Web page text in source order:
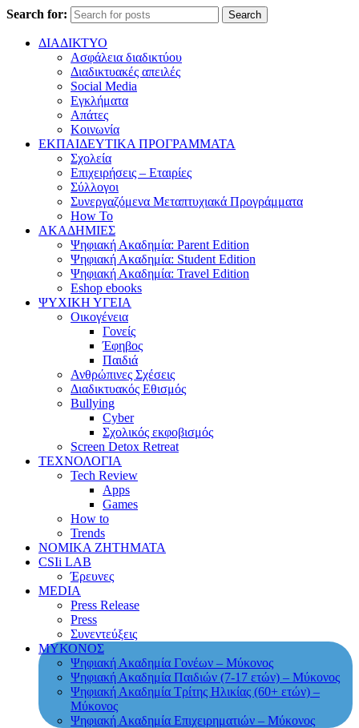
Search for: Search
ΔΙΑΔΙΚΤΥΟ
Ασφάλεια διαδικτύου
Διαδικτυακές απειλές
Social Media
Εγκλήματα
Απάτες
Κοινωνία
ΕΚΠΑΙΔΕΥΤΙΚΑ ΠΡΟΓΡΑΜΜΑΤΑ
Σχολεία
Επιχειρήσεις – Εταιρίες
Σύλλογοι
Συνεργαζόμενα Μεταπτυχιακά Προγράμματα
How To
ΑΚΑΔΗΜΙΕΣ
Ψηφιακή Ακαδημία: Parent Edition
Ψηφιακή Ακαδημία: Student Edition
Ψηφιακή Ακαδημία: Travel Edition
Eshop ebooks
ΨΥΧΙΚΗ ΥΓΕΙΑ
Οικογένεια
Γονείς
Έφηβος
Παιδιά
Ανθρώπινες Σχέσεις
Διαδικτυακός Εθισμός
Bullying
Cyber
Σχολικός εκφοβισμός
Screen Detox Retreat
ΤΕΧΝΟΛΟΓΙΑ
Tech Review
Apps
Games
How to
Trends
ΝΟΜΙΚΑ ΖΗΤΗΜΑΤΑ
CSIi LAB
Έρευνες
MEDIA
Press Release
Press
Συνεντεύξεις
ΜΥΚΟΝΟΣ
Ψηφιακή Ακαδημία Γονέων – Μύκονος
Ψηφιακή Ακαδημία Παιδιών (7-17 ετών) – Μύκονος
Ψηφιακή Ακαδημία Τρίτης Ηλικίας (60+ ετών) –
Μύκονος
Ψηφιακή Ακαδημία Επιχειρηματιών – Μύκονος